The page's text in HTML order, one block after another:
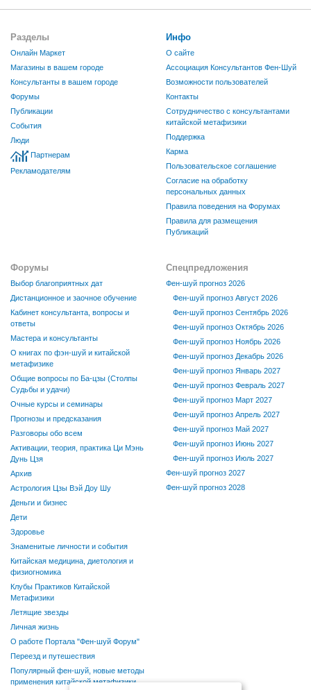
Разделы
Онлайн Маркет
Магазины в вашем городе
Консультанты в вашем городе
Форумы
Публикации
События
Люди
Партнерам
Рекламодателям
Инфо
О сайте
Ассоциация Консультантов Фен-Шуй
Возможности пользователей
Контакты
Сотрудничество с консультантами
китайской метафизики
Поддержка
Карма
Пользовательское соглашение
Согласие на обработку
персональных данных
Правила поведения на Форумах
Правила для размещения
Публикаций
Форумы
Выбор благоприятных дат
Дистанционное и заочное обучение
Кабинет консультанта, вопросы и
ответы
Мастера и консультанты
О книгах по фэн-шуй и китайской
метафизике
Общие вопросы по Ба-цзы (Столпы
Судьбы и удачи)
Очные курсы и семинары
Прогнозы и предсказания
Разговоры обо всем
Активации, теория, практика Ци Мэнь
Дунь Цзя
Архив
Астрология Цзы Вэй Доу Шу
Деньги и бизнес
Дети
Здоровье
Знаменитые личности и события
Китайская медицина, диетология и
физиогномика
Клубы Практиков Китайской
Метафизики
Летящие звезды
Личная жизнь
О работе Портала "Фен-шуй Форум"
Переезд и путешествия
Популярный фен-шуй, новые методы
применения китайской метафизики
Спецпредложения
Фен-шуй прогноз 2026
Фен-шуй прогноз Август 2026
Фен-шуй прогноз Сентябрь 2026
Фен-шуй прогноз Октябрь 2026
Фен-шуй прогноз Ноябрь 2026
Фен-шуй прогноз Декабрь 2026
Фен-шуй прогноз Январь 2027
Фен-шуй прогноз Февраль 2027
Фен-шуй прогноз Март 2027
Фен-шуй прогноз Апрель 2027
Фен-шуй прогноз Май 2027
Фен-шуй прогноз Июнь 2027
Фен-шуй прогноз Июль 2027
Фен-шуй прогноз 2027
Фен-шуй прогноз 2028